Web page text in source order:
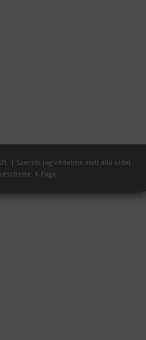
| Szerzői jog védelme alatt álló oldal.
X-Page